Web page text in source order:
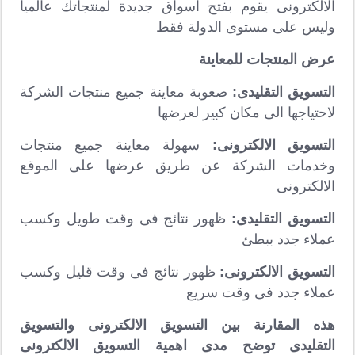
الالكترونى يقوم بفتح اسواق جديدة لمنتجاتك عالميا
وليس على مستوى الدولة فقط
عرض المنتجات للمعاينة
التسويق التقليدى: صعوبة معاينة جميع منتجات الشركة
لاحتياجها الى مكان كبير لعرضها
التسويق الالكترونى: سهولة معاينة جميع منتجات
وخدمات الشركة عن طريق عرضها على الموقع
الالكترونى
التسويق التقليدى: ظهور نتائج فى وقت طويل وكسب
عملاء جدد ببطئ
التسويق الالكترونى: ظهور نتائج فى وقت قليل وكسب
عملاء جدد فى وقت سريع
هذه المقارنة بين التسويق الالكترونى والتسويق
التقليدى توضح مدى اهمية التسويق الالكترونى